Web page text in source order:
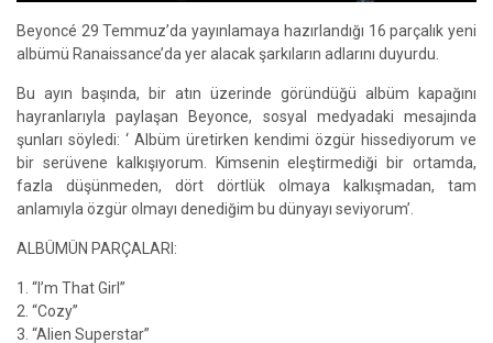
Beyoncé 29 Temmuz’da yayınlamaya hazırlandığı 16 parçalık yeni
albümü Ranaissance’da yer alacak şarkıların adlarını duyurdu.
Bu ayın başında, bir atın üzerinde göründüğü albüm kapağını
hayranlarıyla paylaşan Beyonce, sosyal medyadaki mesajında
şunları söyledi: ‘ Albüm üretirken kendimi özgür hissediyorum ve
bir serüvene kalkışıyorum. Kimsenin eleştirmediği bir ortamda,
fazla düşünmeden, dört dörtlük olmaya kalkışmadan, tam
anlamıyla özgür olmayı denediğim bu dünyayı seviyorum’.
ALBÜMÜN PARÇALARI:
1. “I’m That Girl”
2. “Cozy”
3. “Alien Superstar”